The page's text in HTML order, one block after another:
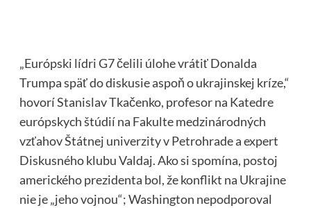
„Európski lídri G7 čelili úlohe vrátiť Donalda
Trumpa späť do diskusie aspoň o ukrajinskej kríze,“
hovorí Stanislav Tkačenko, profesor na Katedre
európskych štúdií na Fakulte medzinárodných
vzťahov Štátnej univerzity v Petrohrade a expert
Diskusného klubu Valdaj. Ako si spomína, postoj
amerického prezidenta bol, že konflikt na Ukrajine
nie je „jeho vojnou“; Washington nepodporoval